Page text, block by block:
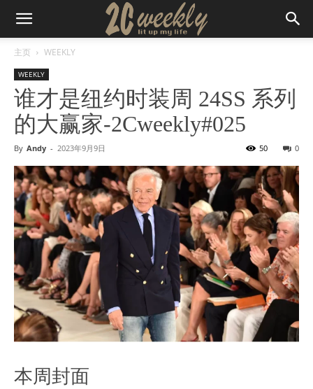
主页 WEEKLY
WEEKLY
谁才是纽约时装周 24SS 系列
的大赢家-2Cweekly#025
By Andy - 2023年9月9日 0
50
本周封面